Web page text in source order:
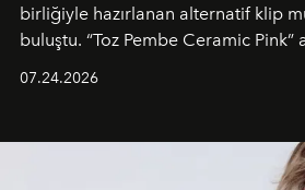
birliğiyle hazırlanan alternatif klip
buluştu. “Toz Pembe Ceramic Pink”
unsurlarından biri olarak öne
07.24.2026